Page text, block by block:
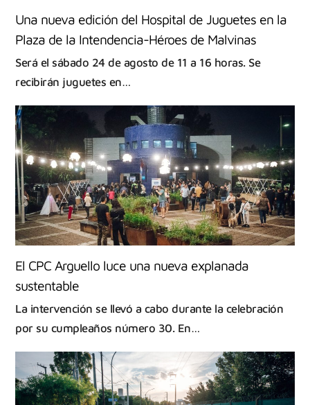
Una nueva edición del Hospital de Juguetes en la
Plaza de la Intendencia-Héroes de Malvinas
Será el sábado 24 de agosto de 11 a 16 horas. Se
recibirán juguetes en…
El CPC Arguello luce una nueva explanada
sustentable
La intervención se llevó a cabo durante la celebración
por su cumpleaños número 30. En…